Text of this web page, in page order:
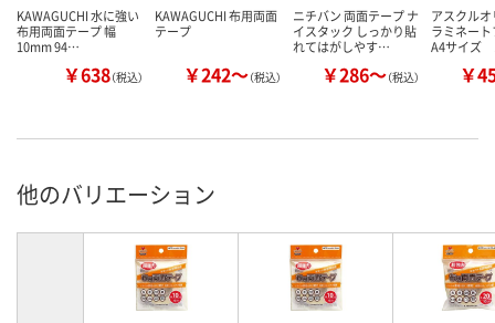
KAWAGUCHI 水に強い
布用両面テープ 幅
10mm 94…
￥638（税込）
KAWAGUCHI 布用両面
テープ
￥242～（税込）
ニチバン 両面テープ ナ
イスタック しっかり貼
れてはがしやす…
￥286～（税込）
アスクル
ラミネー
A4サイズ
￥
他のバリエーション